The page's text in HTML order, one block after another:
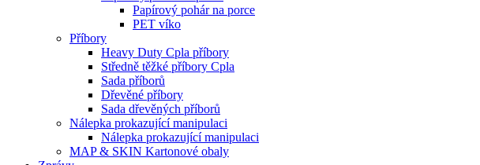
Papírový pohár na porce
PET víko
Příbory
Heavy Duty Cpla příbory
Středně těžké příbory Cpla
Sada příborů
Dřevěné příbory
Sada dřevěných příborů
Nálepka prokazující manipulaci
Nálepka prokazující manipulaci
MAP & SKIN Kartonové obaly